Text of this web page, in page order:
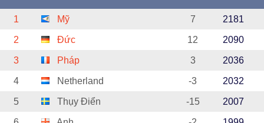
1 Mỹ 7 2181
2 Đức 12 2090
3 Pháp 3 2036
4 Netherland -3 2032
5 Thụy Điển -15 2007